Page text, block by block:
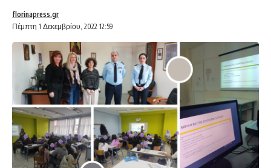
Πέμπτη 1 Δεκεμβρίου, 2022 12:59
florinapress.gr